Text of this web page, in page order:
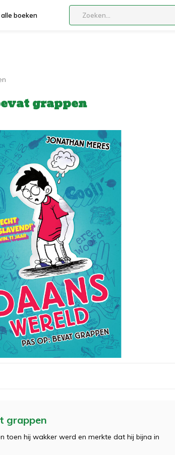
boeken
grappen
grappen
toen hij wakker werd en merkte dat hij bijna in